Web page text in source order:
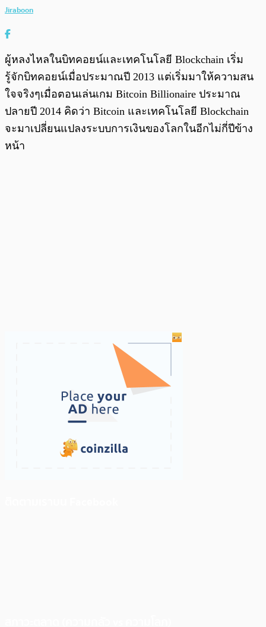
Jiraboon
ผู้หลงไหลในบิทคอยน์และเทคโนโลยี Blockchain เริ่ม
รู้จักบิทคอยน์เมื่อประมาณปี 2013 แต่เริ่มมาให้ความสน
ใจจริงๆเมื่อตอนเล่นเกม Bitcoin Billionaire ประมาณ
ปลายปี 2014 คิดว่า Bitcoin และเทคโนโลยี Blockchain
จะมาเปลี่ยนแปลงระบบการเงินของโลกในอีกไม่กี่ปีข้าง
หน้า